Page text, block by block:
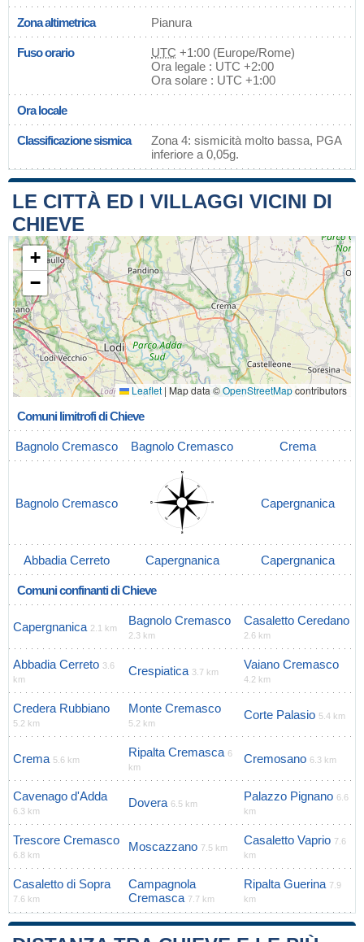
Zona altimetrica Pianura
Fuso orario UTC +1:00 (Europe/Rome)
Ora legale : UTC +2:00
Ora solare : UTC +1:00
Ora locale
Classificazione sismica
Zona 4: sismicità molto bassa, PGA
inferiore a 0,05g.
LE CITTÀ ED I VILLAGGI VICINI DI
CHIEVE
+
−
Leaflet | Map data ©OpenStreetMapcontributors
Comuni limitrofi di Chieve
Bagnolo Cremasco Bagnolo Cremasco Crema
Bagnolo Cremasco Capergnanica
Abbadia Cerreto Capergnanica Capergnanica
Comuni confinanti di Chieve
Capergnanica 2.1 km
Bagnolo Cremasco
2.3 km
Casaletto Ceredano
2.6 km
Abbadia Cerreto 3.6
km
Crespiatica 3.7 km
Vaiano Cremasco
4.2 km
Credera Rubbiano
5.2 km
Monte Cremasco
5.2 km
Corte Palasio 5.4 km
Crema 5.6 km
Ripalta Cremasca 6
km
Cremosano 6.3 km
Cavenago d'Adda
6.3 km
Dovera 6.5 km
Palazzo Pignano 6.6
km
Trescore Cremasco
6.8 km
Moscazzano 7.5 km
Casaletto Vaprio 7.6
km
Casaletto di Sopra
7.6 km
Campagnola
Cremasca 7.7 km
Ripalta Guerina 7.9
km